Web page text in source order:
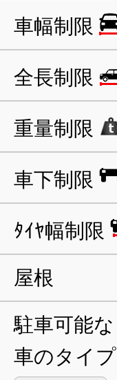
車幅制限
全長制限
重量制限
車下制限
ﾀｲﾔ幅制限
屋根
駐車可能な
車のタイプ